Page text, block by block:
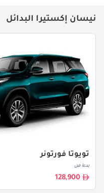
نيسان إكستيرا البدائل
تويوتا فورتونر
بدءا من
128,900